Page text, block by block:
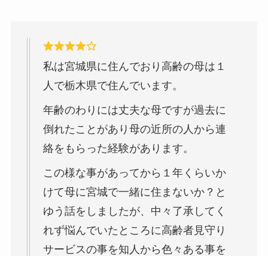
私は宮城県に住んでおり高齢の母は１
人で栃木県で住んでいます。
年齢のわりには丈夫な母ですが過去に
倒れたことがあり母の近所の人から連
絡をもらった経験があります。
この様な事があってから１年くらいか
けて母に宮城で一緒に住まないか？と
ゆう話をしましたが、中々了承してく
れず悩んでいたところに高齢者見守り
サービスの事を知人から色々ある事を